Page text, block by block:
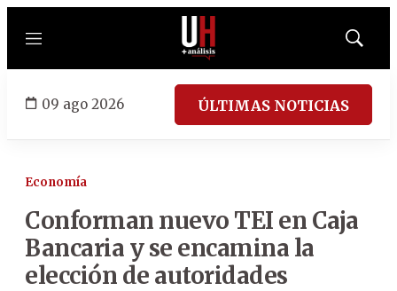
Menú
Mostrar
09 ago 2026 ÚLTIMAS NOTICIAS
Economía
Conforman nuevo TEI en Caja
Bancaria y se encamina la
elección de autoridades